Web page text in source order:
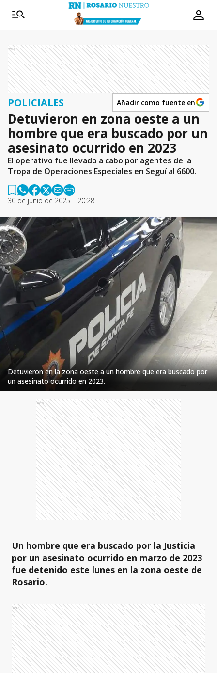
Ads
POLICIALES Añadir como fuente en
Detuvieron en zona oeste a un
hombre que era buscado por un
asesinato ocurrido en 2023
El operativo fue llevado a cabo por agentes de la
Tropa de Operaciones Especiales en Seguí al 6600.
30 de junio de 2025 | 20:28
Detuvieron en la zona oeste a un hombre que era buscado por
un asesinato ocurrido en 2023.
Ads
Un hombre que era buscado por la Justicia
por un asesinato ocurrido en marzo de 2023
fue detenido este lunes en la zona oeste de
Rosario.
Ads